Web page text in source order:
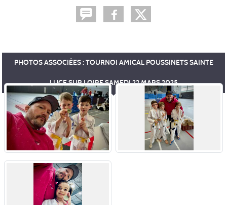
PHOTOS ASSOCIÉES : TOURNOI AMICAL POUSSINETS SAINTE
LUCE SUR LOIRE SAMEDI 22 MARS 2025